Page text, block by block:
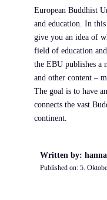
European Buddhist
and education. In
give you an idea of
field of education
the EBU publishes a
and other content –
The goal is to have
connects the vast
continent.
Written by:
Published on:5.